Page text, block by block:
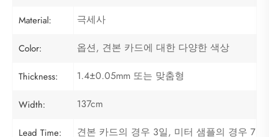
Material: 극세사
Color: 옵션, 견본 카드에 대한 다양한 색상
Thickness: 1.4±0.05mm 또는 맞춤형
Width: 137cm
Lead Time:
견본 카드의 경우 3일, 미터 샘플의 경우 7